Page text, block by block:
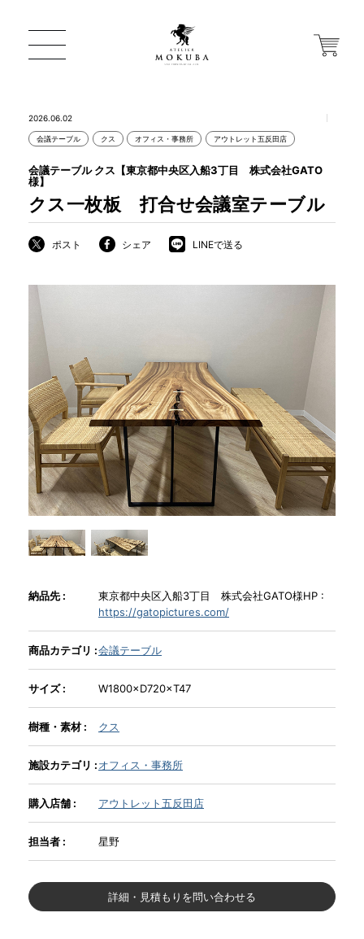
店舗から探す
MOKUBA について
商品情報
直営店
イベント
WEBカタログ
全商品一覧
納品事例
INFORMATION
MOKUBA CHANNEL
よくあるご質問
2026.06.02
会議テーブル クス オフィス・事務所 アウトレット五反田店
クス一枚板 打合せ会議室テーブル
会議テーブル クス【東京都中央区入船3丁目 株式会社GATO
様】
ポスト シェア LINEで送る
納品先 :
東京都中央区入船3丁目 株式会社GATO様HP :
https://gatopictures.com/
商品カテゴリ :会議テーブル
サイズ : W1800×D720×T47
樹種・素材 : クス
施設カテゴリ :オフィス・事務所
購入店舗 : アウトレット五反田店
担当者 : 星野
詳細・見積もりを問い合わせる